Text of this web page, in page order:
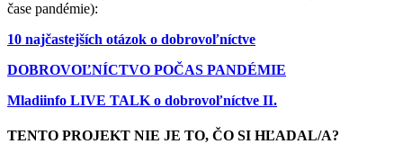
čase pandémie):
10 najčastejších otázok o dobrovoľníctve
DOBROVOĽNÍCTVO POČAS PANDÉMIE
Mladiinfo LIVE TALK o dobrovoľníctve II.
TENTO PROJEKT NIE JE TO, ČO SI HĽADAL/A?